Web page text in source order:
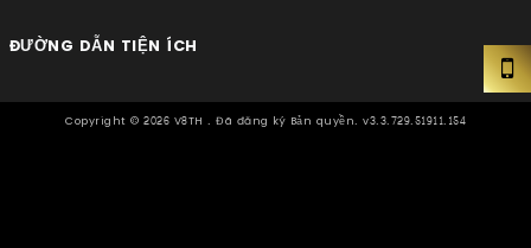
ĐƯỜNG DẪN TIỆN ÍCH
Copyright © 2026 V8TH . Đã đăng ký Bản quyền. v3.3.729.51911.154